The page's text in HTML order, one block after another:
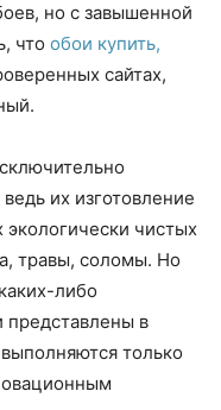
но с завышенной
что обои купить,
сайтах,
их изготовление
экологически чистых
травы, соломы. Но
либо
представлены в
только